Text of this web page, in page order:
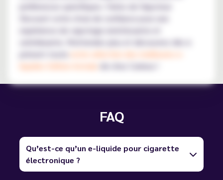
préférences spécifiques. Faites de Vapoteur
expérience de vapotage enrichissante et
satisfaisante. N'attendez plus et découvrez dès à
de chez Curieux !
FAQ
Qu’est-ce qu’un e-liquide pour cigarette
électronique ?